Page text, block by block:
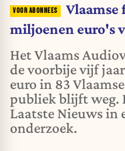
Vlaamse
miljoenen euro's
Het Vlaams
de voorbije vijf
euro in 83
publiek blijft weg.
Laatste Nieuws in
onderzoek.